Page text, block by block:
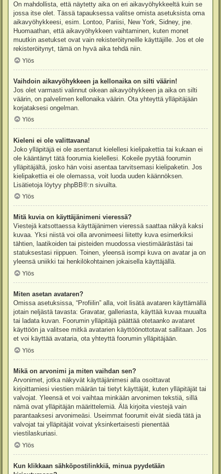
On mahdollista, että näytetty aika on eri aikavyöhykkeeltä kuin se
jossa itse olet. Tässä tapauksessa valitse omista asetuksista oma
aikavyöhykkeesi, esim. Lontoo, Pariisi, New York, Sidney, jne.
Huomaathan, että aikavyöhykkeen vaihtaminen, kuten monet
muutkin asetukset ovat vain rekisteröityneille käyttäjille. Jos et ole
rekisteröitynyt, tämä on hyvä aika tehdä niin.
Ylös
Vaihdoin aikavyöhykkeen ja kellonaika on silti väärin!
Jos olet varmasti valinnut oikean aikavyöhykkeen ja aika on silti
väärin, on palvelimen kellonaika väärin. Ota yhteyttä ylläpitäjään
korjataksesi ongelman.
Ylös
Kieleni ei ole valittavana!
Joko ylläpitäjä ei ole asentanut kielellesi kielipakettia tai kukaan ei
ole kääntänyt tätä foorumia kielellesi. Kokeile pyytää foorumin
ylläpitäjältä, josko hän voisi asentaa tarvitsemasi kielipaketin. Jos
kielipakettia ei ole olemassa, voit luoda uuden käännöksen.
Lisätietoja löytyy phpBB®:n sivuilta.
Ylös
Mitä kuvia on käyttäjänimeni vieressä?
Viestejä katsottaessa käyttäjänimen vieressä saattaa näkyä kaksi
kuvaa. Yksi niistä voi olla arvonimeesi liitetty kuva esimerkiksi
tähtien, laatikoiden tai pisteiden muodossa viestimäärästäsi tai
statuksestasi riippuen. Toinen, yleensä isompi kuva on avatar ja on
yleensä uniikki tai henkilökohtainen jokaisella käyttäjällä.
Ylös
Miten asetan avataren?
Omissa asetuksissa, “Profiilin” alla, voit lisätä avataren käyttämällä
jotain neljästä tavasta: Gravatar, galleriasta, käyttää kuvaa muualta
tai ladata kuvan. Foorumin ylläpitäjä päättää otetaanko avataret
käyttöön ja valitsee mitkä avatarien käyttöönottotavat sallitaan. Jos
et voi käyttää avataria, ota yhteyttä foorumin ylläpitäjään.
Ylös
Mikä on arvonimi ja miten vaihdan sen?
Arvonimet, jotka näkyvät käyttäjänimesi alla osoittavat
kirjoittamiesi viestien määrän tai tietyt käyttäjät, kuten ylläpitäjät tai
valvojat. Yleensä et voi vaihtaa minkään arvonimen tekstiä, sillä
nämä ovat ylläpitäjän määrittelemiä. Älä kirjoita viestejä vain
parantaaksesi arvonimeäsi. Useimmat foorumit eivät siedä tätä ja
valvojat tai ylläpitäjät voivat yksinkertaisesti pienentää
viestilaskuriasi.
Ylös
Kun klikkaan sähköpostilinkkiä, minua pyydetään